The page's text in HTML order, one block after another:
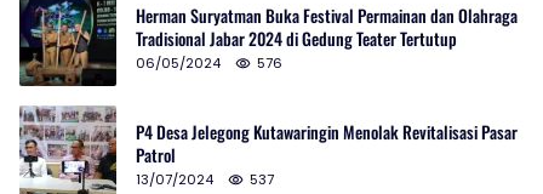
Herman Suryatman Buka Festival Permainan dan Olahraga
Tradisional Jabar 2024 di Gedung Teater Tertutup
06/05/2024 576
P4 Desa Jelegong Kutawaringin Menolak Revitalisasi Pasar
Patrol
13/07/2024 537